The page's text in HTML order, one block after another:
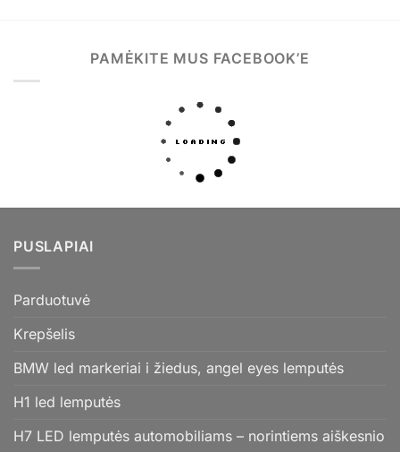
PAMĖKITE MUS FACEBOOK’E
PUSLAPIAI
Parduotuvė
Krepšelis
BMW led markeriai i žiedus, angel eyes lemputės
H1 led lemputės
H7 LED lemputės automobiliams – norintiems aiškesnio